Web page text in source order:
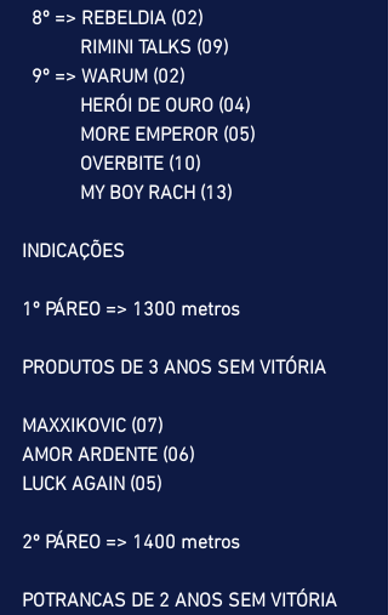
8º => REBELDIA (02)
            RIMINI TALKS (09)
9º => WARUM (02)
            HERÓI DE OURO (04)
            MORE EMPEROR (05)
            OVERBITE (10)
MY BOY RACH (13)
INDICAÇÕES
1º PÁREO => 1300 metros
PRODUTOS DE 3 ANOS SEM VITÓRIA
MAXXIKOVIC (07)
AMOR ARDENTE (06)
LUCK AGAIN (05)
2º PÁREO => 1400 metros
POTRANCAS DE 2 ANOS SEM VITÓRIA